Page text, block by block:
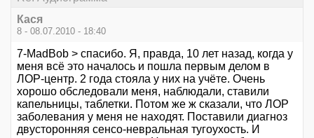
Кася
8 - 08.07.2010 - 18:40
7-MadBob > спасибо. Я, правда, 10 лет назад, когда у
меня всё это началось и пошла первым делом в
ЛОР-центр. 2 года стояла у них на учёте. Очень
хорошо обследовали меня, наблюдали, ставили
капельницы, таблетки. Потом же ж сказали, что ЛОР
заболевания у меня не находят. Поставили диагноз
двусторонняя сенсо-невральная тугоухость. И